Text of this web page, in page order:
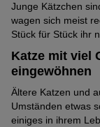
Junge Kätzchen
wagen sich meist
Stück für Stück ihr
Katze mit viel
eingewöhnen
Ältere Katzen und
Umständen etwas
einiges in ihrem